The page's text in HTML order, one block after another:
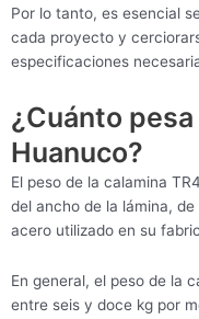
Por lo tanto, es esencial
cada proyecto y
especificaciones
¿Cuánto
Huanuco?
El peso de la calamina
del ancho de la lámina,
acero utilizado en su
En general, el peso de la
entre seis y doce kg por